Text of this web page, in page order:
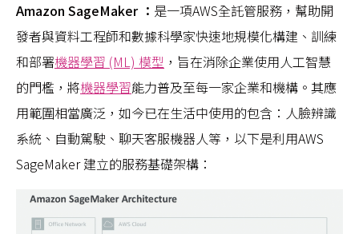
Amazon SageMaker ： 是一項AWS全託管服務，幫助開
發者與資料工程師和數據科學家快速地規模化構建、訓練
和部署機器學習 (ML) 模型 ，旨在消除企業使用人工智慧
的門檻，將機器學習能力普及至每一家企業和機構。其應
用範圍相當廣泛，如今已在生活中使用的包含：人臉辨識
系統、自動駕駛、聊天客服機器人等，以下是利用AWS
SageMaker 建立的服務基礎架構：